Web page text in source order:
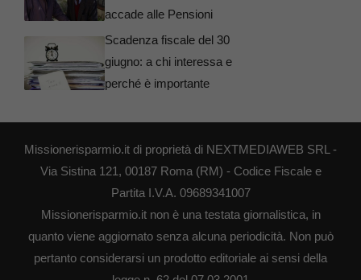
accade alle Pensioni
Scadenza fiscale del 30
giugno: a chi interessa e
perché è importante
Missionerisparmio.it di proprietà di NEXTMEDIAWEB SRL -
Via Sistina 121, 00187 Roma (RM) - Codice Fiscale e
Partita I.V.A. 09689341007
Missionerisparmio.it non è una testata giornalistica, in
quanto viene aggiornato senza alcuna periodicità. Non può
pertanto considerarsi un prodotto editoriale ai sensi della